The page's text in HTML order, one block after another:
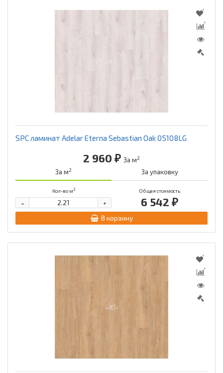
SPC ламинат Adelar Eterna Sebastian Oak 05108LG
2 960 ₽ За м2
За м2 За упаковку
Кол-во м2 Общая стоимость
6 542 ₽
+
-
В корзину